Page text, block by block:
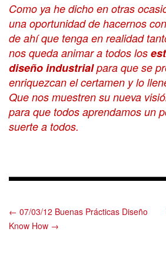
Como ya he dicho en otras
una oportunidad de hacernos
de ahí que tenga en realidad
nos queda animar a todos los
diseño industrialpara que se
enriquezcan el certamen y lo
Que nos muestren su nueva
para que todos aprendamos un
suerte a todos.
← 07/03/12 Buenas Prácticas Diseño
Know How →